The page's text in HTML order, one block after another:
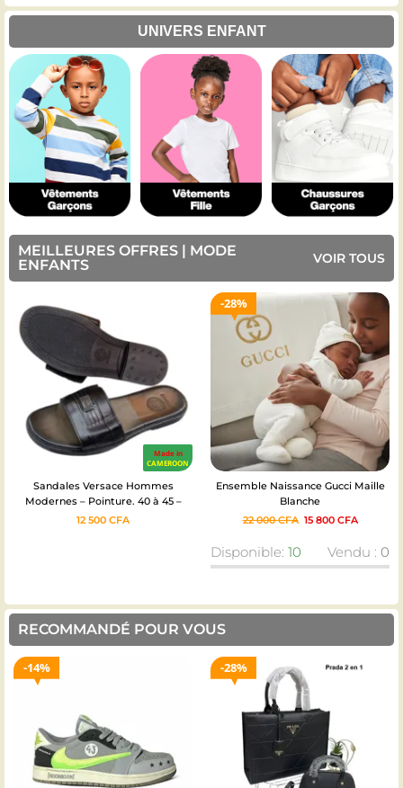
UNIVERS ENFANT
MEILLEURES OFFRES | MODE
ENFANTS
VOIR TOUS
28%
Ensemble Naissance Gucci Maille
Blanche
22 000CFA 15 800
15%
Mocassins homme à Pampilles en
Cuir Patiné – Couleur : Marron
36 000CFA 30 750CFA
Disponible: 5 Vendu : 0
RECOMMANDÉ POUR VOUS
28% 31%